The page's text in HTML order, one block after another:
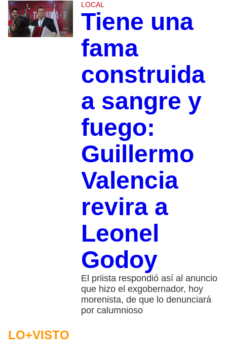
LOCAL
Tiene una
fama
construida
a sangre y
fuego:
Guillermo
Valencia
revira a
Leonel
Godoy
El priista respondió así al anuncio
que hizo el exgobernador, hoy
morenista, de que lo denunciará
por calumnioso
LO+VISTO